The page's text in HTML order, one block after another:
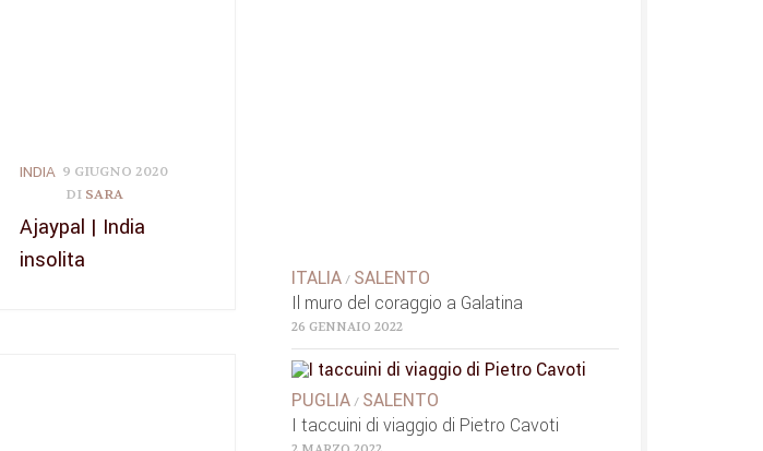
INDIA 9 GIUGNO 2020
DI SARA
Ajaypal | India
insolita
ITALIA / SALENTO
Il muro del coraggio a Galatina
26 GENNAIO 2022
PUGLIA / SALENTO
I taccuini di viaggio di Pietro Cavoti